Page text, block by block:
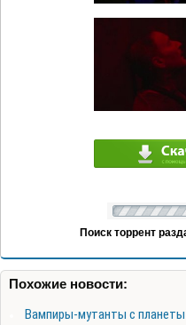
Поиск торрент
Похожие новости:
Вампиры-мутанты с планеты